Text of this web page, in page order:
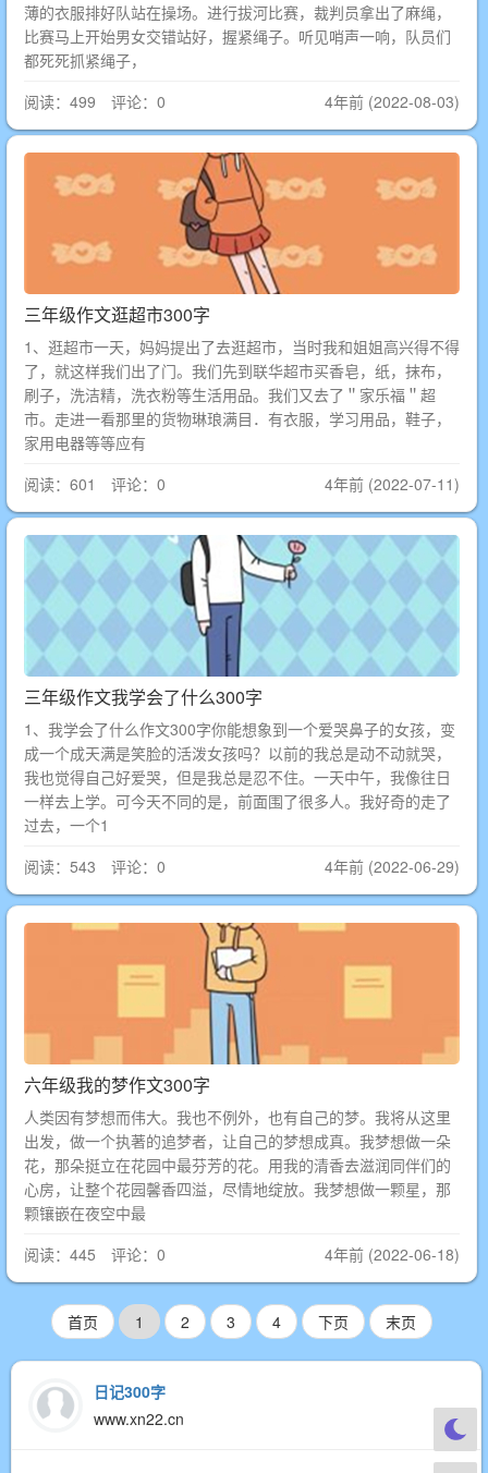
薄的衣服排好队站在操场。进行拔河比赛，裁判员拿出了麻绳，
比赛马上开始男女交错站好，握紧绳子。听见哨声一响，队员们
都死死抓紧绳子，
阅读：499 评论：0
4年前 (2022-08-03)
三年级作文逛超市300字
1、逛超市一天，妈妈提出了去逛超市，当时我和姐姐高兴得不得
了，就这样我们出了门。我们先到联华超市买香皂，纸，抹布，
刷子，洗洁精，洗衣粉等生活用品。我们又去了＂家乐福＂超
市。走进一看那里的货物琳琅满目．有衣服，学习用品，鞋子，
家用电器等等应有
阅读：601 评论：0
4年前 (2022-07-11)
三年级作文我学会了什么300字
1、我学会了什么作文300字你能想象到一个爱哭鼻子的女孩，变
成一个成天满是笑脸的活泼女孩吗？以前的我总是动不动就哭，
我也觉得自己好爱哭，但是我总是忍不住。一天中午，我像往日
一样去上学。可今天不同的是，前面围了很多人。我好奇的走了
过去，一个1
阅读：543 评论：0
4年前 (2022-06-29)
六年级我的梦作文300字
人类因有梦想而伟大。我也不例外，也有自己的梦。我将从这里
出发，做一个执著的追梦者，让自己的梦想成真。我梦想做一朵
花，那朵挺立在花园中最芬芳的花。用我的清香去滋润同伴们的
心房，让整个花园馨香四溢，尽情地绽放。我梦想做一颗星，那
颗镶嵌在夜空中最
阅读：445 评论：0
4年前 (2022-06-18)
首页 1 2 3 4 下页 末页
日记300字
www.xn22.cn